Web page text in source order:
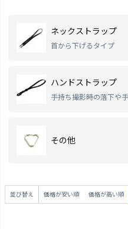
ネックストラップ
首から下げるタイプ
ハンドストラップ
手持ち撮影時の落下や
その他
並び替え 価格が安い順 価格が高い順